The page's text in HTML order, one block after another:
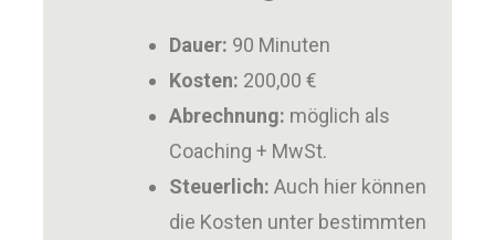
Dauer: 90 Minuten
Kosten: 200,00 €
Abrechnung: möglich als
Coaching + MwSt.
Steuerlich: Auch hier können
die Kosten unter bestimmten